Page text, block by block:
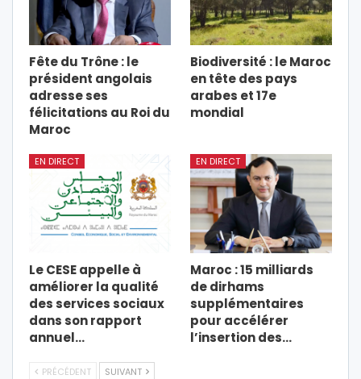
Fête du Trône : le
président angolais
adresse ses
félicitations au Roi du
Maroc
Biodiversité : le Maroc
en tête des pays
arabes et 17e
mondial
EN DIRECT
Le CESE appelle à
améliorer la qualité
des services sociaux
dans son rapport
annuel…
EN DIRECT
Maroc : 15 milliards
de dirhams
supplémentaires
pour accélérer
l’insertion des…
PRÉCÉDENT SUIVANT